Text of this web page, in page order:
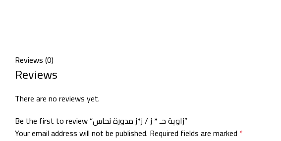
Reviews (0)
Reviews
There are no reviews yet.
Be the first to review “زاوية حـ * ز / ز*ز مدورة نحاس”
Your email address will not be published. Required fields are marked *